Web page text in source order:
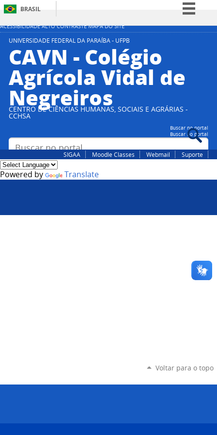
ACESSIBILIDADE ALTO CONTRASTE MAPA DO SITE
BRASIL
Simplifique!
Participe
Acesso à informação
Legislação
UNIVERSIDADE FEDERAL DA PARAÍBA - UFPB
CAVN - Colégio
Agrícola Vidal de
Negreiros
CENTRO DE CIÊNCIAS HUMANAS, SOCIAIS E AGRÁRIAS -
CCHSA
Buscar no portal
Buscar no portal
SIGAA Moodle Classes Webmail Suporte
Powered by Translate
Voltar para o topo